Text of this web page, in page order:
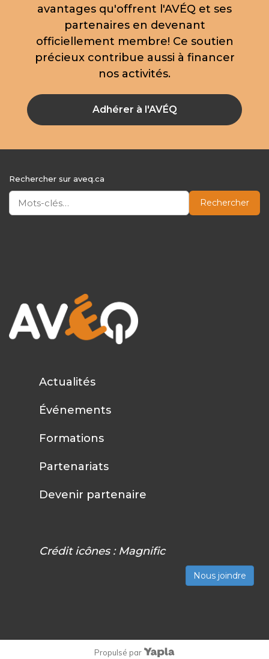
avantages qu'offrent l'AVÉQ et ses
partenaires en devenant
officiellement membre! Ce soutien
précieux contribue aussi à financer
nos activités.
Adhérer à l'AVÉQ
Rechercher sur aveq.ca
Rechercher
Actualités
Événements
Formations
Partenariats
Devenir partenaire
Crédit icônes : Magnific
Nous joindre
Propulsé par